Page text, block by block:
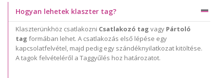
Hogyan lehetek klaszter tag?
Klaszterünkhöz csatlakozni Csatlakozó tag vagy Pártoló
tag formában lehet. A csatlakozás első lépése egy
kapcsolatfelvétel, majd pedig egy szándéknyilatkozat kitöltése.
A tagok felvételéről a Taggyűlés hoz határozatot.